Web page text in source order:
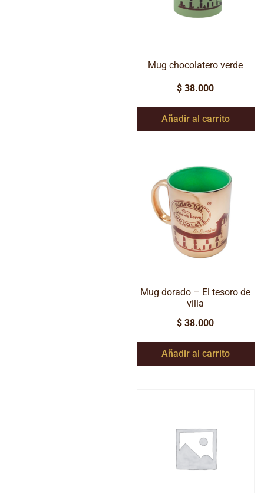
Mug chocolatero verde
$ 38.000
Añadir al carrito
Mug dorado – El tesoro de
villa
$ 38.000
Añadir al carrito